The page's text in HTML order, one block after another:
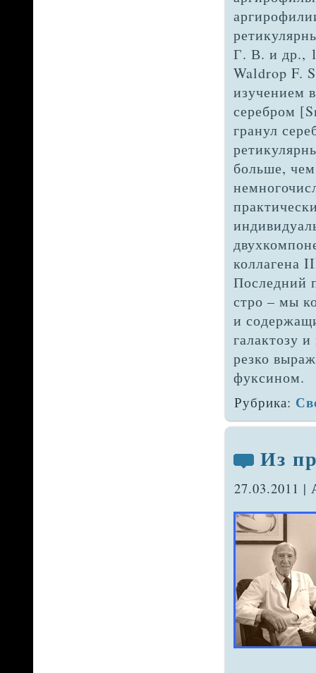
Г. В. и др.,
Waldrop F.
изучением
серебром
гранул
больше,
коллагена
Последний
стро – мы
и
галактозу
резко
фуксином.
Рубрика:
Из
27.03.2011